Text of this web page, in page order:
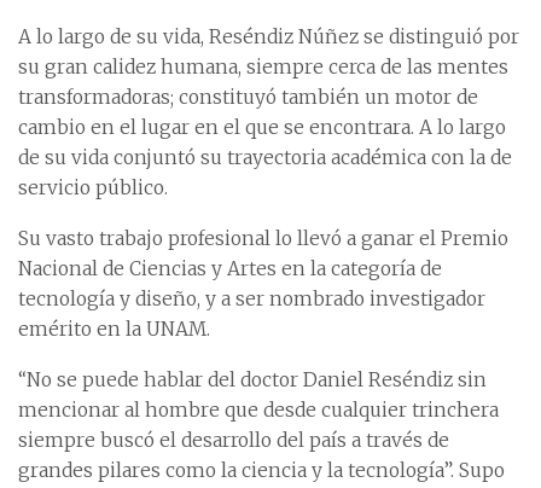
A lo largo de su vida, Reséndiz Núñez se distinguió por
su gran calidez humana, siempre cerca de las mentes
transformadoras; constituyó también un motor de
cambio en el lugar en el que se encontrara. A lo largo
de su vida conjuntó su trayectoria académica con la de
servicio público.
Su vasto trabajo profesional lo llevó a ganar el Premio
Nacional de Ciencias y Artes en la categoría de
tecnología y diseño, y a ser nombrado investigador
emérito en la UNAM.
“No se puede hablar del doctor Daniel Reséndiz sin
mencionar al hombre que desde cualquier trinchera
siempre buscó el desarrollo del país a través de
grandes pilares como la ciencia y la tecnología”. Supo